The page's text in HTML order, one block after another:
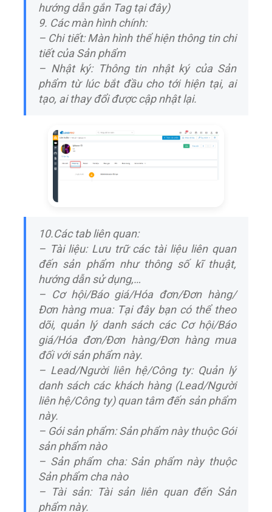
hướng dẫn gắn Tag tại đây)
9. Các màn hình chính:
– Chi tiết: Màn hình thể hiện thông tin chi
tiết của Sản phẩm
– Nhật ký: Thông tin nhật ký của Sản
phẩm từ lúc bắt đầu cho tới hiện tại, ai
tạo, ai thay đổi được cập nhật lại.
10.Các tab liên quan:
– Tài liệu: Lưu trữ các tài liệu liên quan
đến sản phẩm như thông số kĩ thuật,
hướng dẫn sử dụng,…
– Cơ hội/Báo giá/Hóa đơn/Đơn hàng/
Đơn hàng mua: Tại đây bạn có thể theo
dõi, quản lý danh sách các Cơ hội/Báo
giá/Hóa đơn/Đơn hàng/Đơn hàng mua
đối với sản phẩm này.
– Lead/Người liên hệ/Công ty: Quản lý
danh sách các khách hàng (Lead/Người
liên hệ/Công ty) quan tâm đến sản phẩm
này.
– Gói sản phẩm: Sản phẩm này thuộc Gói
sản phẩm nào
– Sản phẩm cha: Sản phẩm này thuộc
Sản phẩm cha nào
– Tài sản: Tài sản liên quan đến Sản
phẩm này.